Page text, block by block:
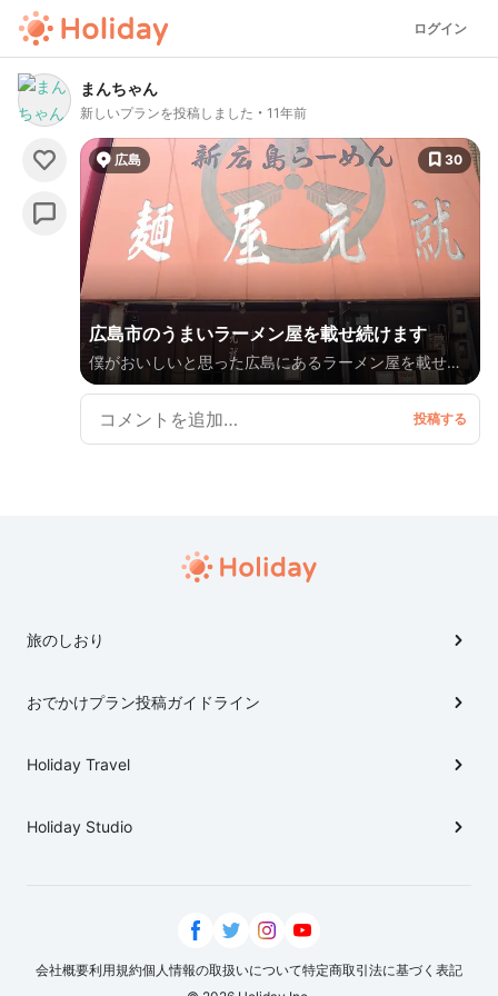
ログイン
まんちゃん
新しいプランを投稿しました 11年前
広島 30
広島市のうまいラーメン屋を載せ続けます
僕がおいしいと思った広島にあるラーメン屋を載せ続
けます。ラーメン最高。
旅のしおり
おでかけプラン投稿ガイドライン
Holiday Travel
Holiday Studio
会社概要利用規約個人情報の取扱いについて特定商取引法に基づく表記